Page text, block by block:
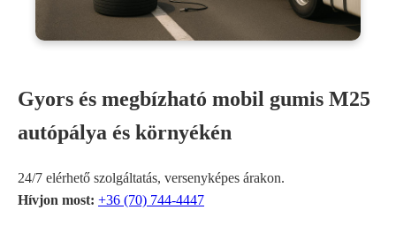
Gyors és megbízható mobil gumis M25
autópálya és környékén
24/7 elérhető szolgáltatás, versenyképes árakon.
Hívjon most: +36 (70) 744-4447